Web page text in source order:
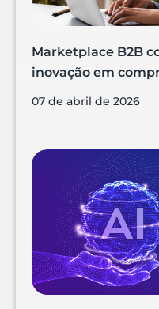
Marketplace B2B
inovação em
07 de abril de 2026